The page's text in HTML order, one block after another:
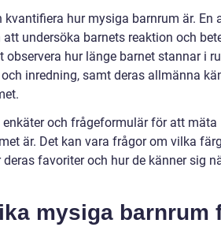
hur mysiga barnrum är. En
undersöka barnets reaktion och
hur länge barnet stannar i
inredning, samt deras allmänna
och frågeformulär för att mäta
är. Det kan vara frågor om vilka
favoriter och hur de känner sig
mysiga barnrum